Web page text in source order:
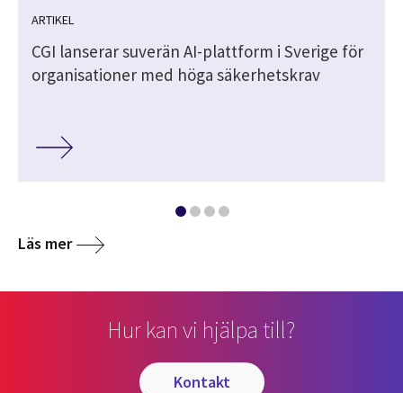
ARTIKEL
CGI lanserar suverän AI-plattform i Sverige för
organisationer med höga säkerhetskrav
Läs mer
Hur kan vi hjälpa till?
kontakt